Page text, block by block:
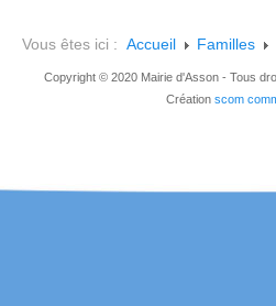
Vous êtes ici : Accueil Familles
Copyright © 2020 Mairie d'Asson - Tous
Création scom